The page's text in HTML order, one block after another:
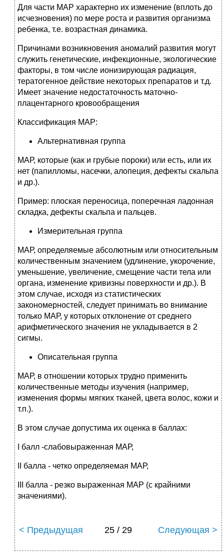
Для части МАР характерно их изменение (вплоть до
исчезновения) по мере роста и развития организма
ребенка, т.е. возрастная динамика.
Причинами возникновения аномалий развития могут
служить генетические, инфекционные, экологические
факторы, в том числе ионизирующая радиация,
тератогенное действие некоторых препаратов и т.д.
Имеет значение недостаточность маточно-
плацентарного кровообращения
Классификация МАР:
Альтернативная группа
МАР, которые (как и грубые пороки) или есть, или их
нет (папилломы, насечки, алопеция, дефекты скальпа
и др.).
Пример: плоская переносица, поперечная ладонная
складка, дефекты скальпа и пальцев.
Измерительная группа
МАР, определяемые абсолютным или относительным
количественным значением (удлинение, укорочение,
уменьшение, увеличение, смещение части тела или
органа, изменение кривизны поверхности и др.). В
этом случае, исходя из статистических
закономерностей, следует принимать во внимание
только МАР, у которых отклонение от среднего
арифметического значения не укладывается в 2
сигмы.
Описательная группа
МАР, в отношении которых трудно применить
количественные методы изучения (например,
изменения формы мягких тканей, цвета волос, кожи и
т.п.).
В этом случае допустима их оценка в баллах:
I балл -слабовыраженная МАР,
II балла - четко определяемая МАР,
III балла - резко выраженная МАР (с крайними
значениями).
< Предыдущая 25 / 29 Следующая >